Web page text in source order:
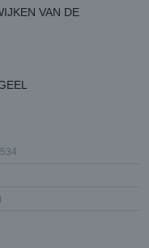
VAN DE